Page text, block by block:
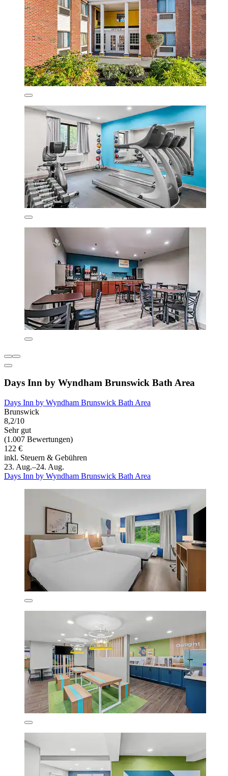
Days Inn by Wyndham Brunswick Bath Area
Days Inn by Wyndham Brunswick Bath Area
Brunswick
8,2/10
Sehr gut
(1.007 Bewertungen)
122 €
inkl. Steuern & Gebühren
23. Aug.–24. Aug.
Days Inn by Wyndham Brunswick Bath Area